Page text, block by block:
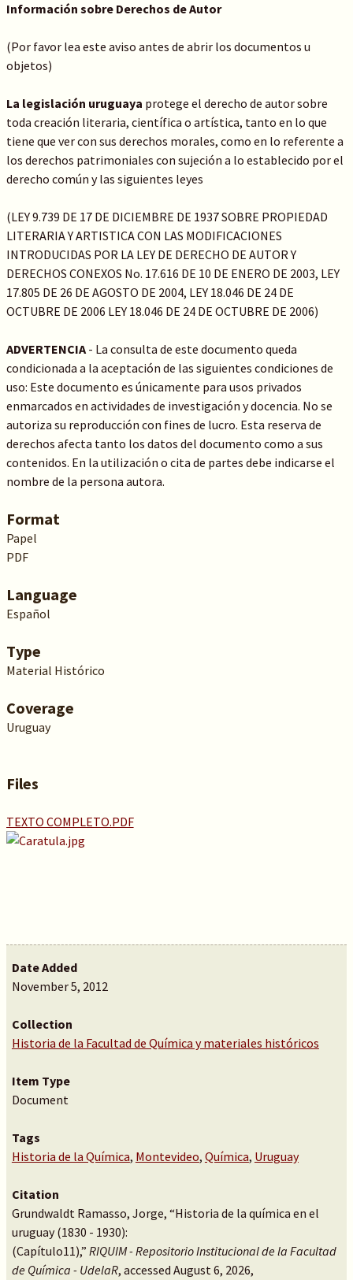
Información sobre Derechos de Autor
(Por favor lea este aviso antes de abrir los documentos u
objetos)
La legislación uruguaya protege el derecho de autor sobre
toda creación literaria, científica o artística, tanto en lo que
tiene que ver con sus derechos morales, como en lo referente a
los derechos patrimoniales con sujeción a lo establecido por el
derecho común y las siguientes leyes
(LEY 9.739 DE 17 DE DICIEMBRE DE 1937 SOBRE PROPIEDAD
LITERARIA Y ARTISTICA CON LAS MODIFICACIONES
INTRODUCIDAS POR LA LEY DE DERECHO DE AUTOR Y
DERECHOS CONEXOS No. 17.616 DE 10 DE ENERO DE 2003, LEY
17.805 DE 26 DE AGOSTO DE 2004, LEY 18.046 DE 24 DE
OCTUBRE DE 2006 LEY 18.046 DE 24 DE OCTUBRE DE 2006)
ADVERTENCIA- La consulta de este documento queda
condicionada a la aceptación de las siguientes condiciones de
uso: Este documento es únicamente para usos privados
enmarcados en actividades de investigación y docencia. No se
autoriza su reproducción con fines de lucro. Esta reserva de
derechos afecta tanto los datos del documento como a sus
contenidos. En la utilización o cita de partes debe indicarse el
nombre de la persona autora.
Format
Papel
PDF
Language
Español
Type
Material Histórico
Coverage
Uruguay
Files
TEXTO COMPLETO.PDF
Date Added
November 5, 2012
Collection
Historia de la Facultad de Química y materiales históricos
Item Type
Document
Tags
Historia de la Química, Montevideo, Química, Uruguay
Citation
Grundwaldt Ramasso, Jorge, “Historia de la química en el
uruguay (1830 - 1930):
(Capítulo11),” RIQUIM - Repositorio Institucional de la Facultad
de Química - UdelaR, accessed August 6, 2026,